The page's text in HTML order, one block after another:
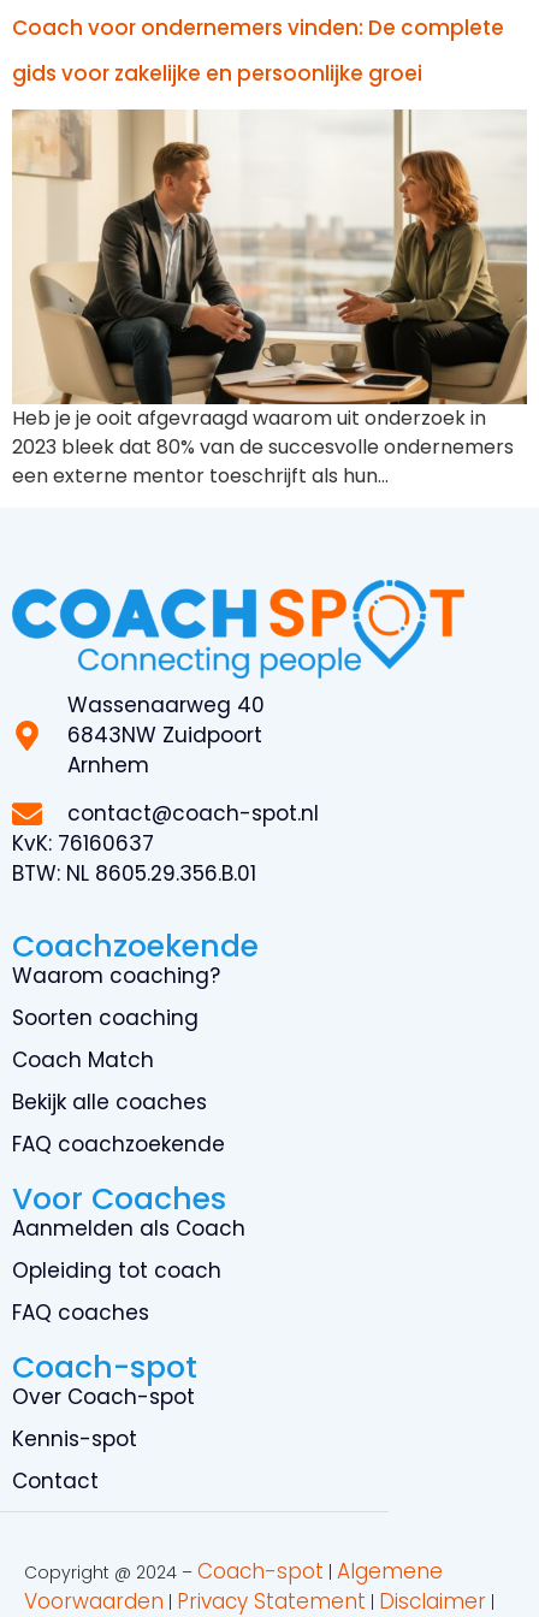
Coach voor ondernemers vinden: De complete
gids voor zakelijke en persoonlijke groei
Heb je je ooit afgevraagd waarom uit onderzoek in
2023 bleek dat 80% van de succesvolle ondernemers
een externe mentor toeschrijft als hun…
Wassenaarweg 40
6843NW Zuidpoort
Arnhem
contact@coach-spot.nl
KvK: 76160637
BTW: NL 8605.29.356.B.01
Coachzoekende
Waarom coaching?
Soorten coaching
Coach Match
Bekijk alle coaches
FAQ coachzoekende
Voor Coaches
Aanmelden als Coach
Opleiding tot coach
FAQ coaches
Coach-spot
Over Coach-spot
Kennis-spot
Contact
Copyright @ 2024 – Coach-spot | Algemene
Voorwaarden | Privacy Statement | Disclaimer |